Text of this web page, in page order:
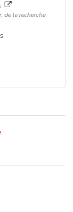
de la recherche